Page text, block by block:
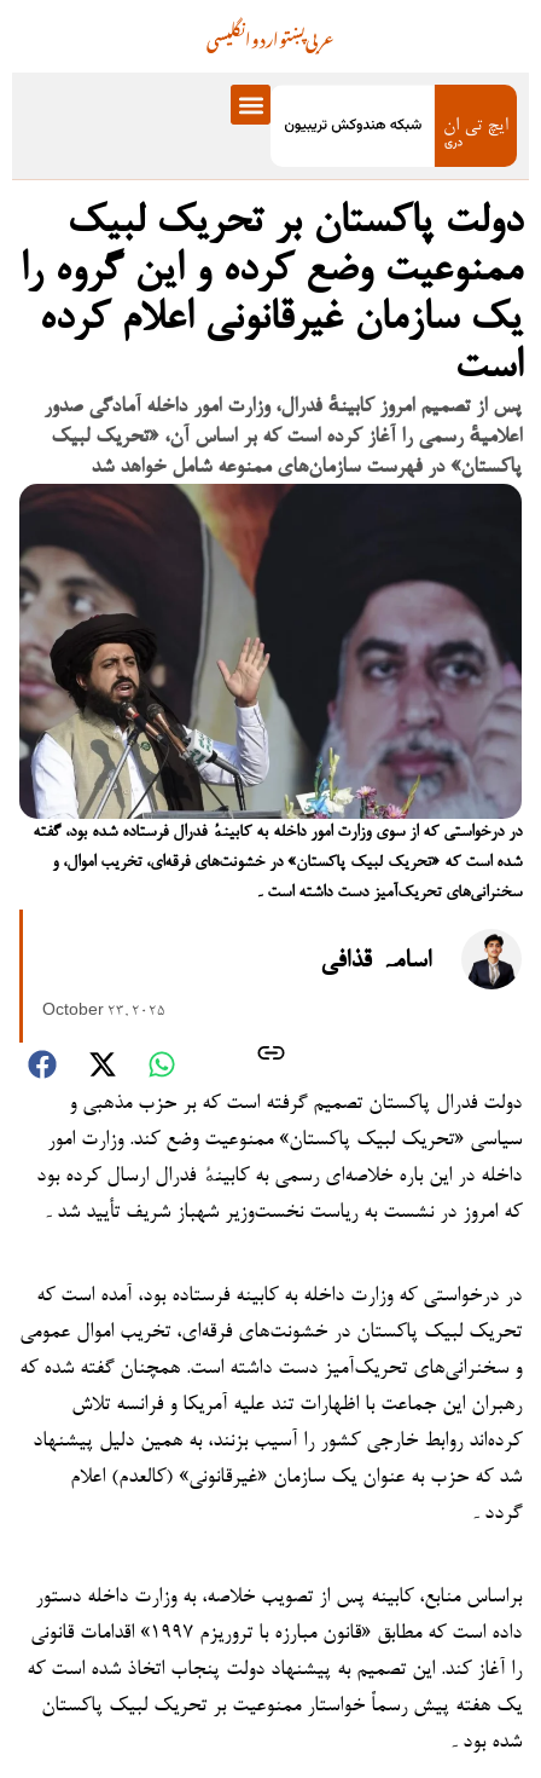
انگلیسیاردوپښتوعربی
دولت پاکستان بر تحریک لبیک
ممنوعیت وضع کرده و این گروه را
یک سازمان غیرقانونی اعلام کرده
است
پس از تصمیم امروز کابینهٔ فدرال، وزارت امور داخله آمادگی صدور
اعلامیهٔ رسمی را آغاز کرده است که بر اساس آن، «تحریک لبیک
پاکستان» در فهرست سازمان‌های ممنوعه شامل خواهد شد
در درخواستی که از سوی وزارت امور داخله به کابینهٔ فدرال فرستاده شده بود، گفته
شده است که «تحریک لبیک پاکستان» در خشونت‌های فرقه‌ای، تخریب اموال، و
سخنرانی‌های تحریک‌آمیز دست داشته است۔
اسامہ قذافی
October 23, 2025
دولت فدرال پاکستان تصمیم گرفته است که بر حزب مذهبی و
سیاسی «تحریک لبیک پاکستان» ممنوعیت وضع کند. وزارت امور
داخله در این باره خلاصه‌ای رسمی به کابینهٔ فدرال ارسال کرده بود
که امروز در نشست به ریاست نخست‌وزیر شهباز شریف تأیید شد۔
در درخواستی که وزارت داخله به کابینه فرستاده بود، آمده است که
تحریک لبیک پاکستان در خشونت‌های فرقه‌ای، تخریب اموال عمومی
و سخنرانی‌های تحریک‌آمیز دست داشته است. همچنان گفته شده که
رهبران این جماعت با اظهارات تند علیه آمریکا و فرانسه تلاش
کرده‌اند روابط خارجی کشور را آسیب بزنند، به همین دلیل پیشنهاد
شد که حزب به عنوان یک سازمان «غیرقانونی» (کالعدم) اعلام
گردد۔
براساس منابع، کابینه پس از تصویب خلاصه، به وزارت داخله دستور
داده است که مطابق «قانون مبارزه با تروریزم ۱۹۹۷» اقدامات قانونی
را آغاز کند. این تصمیم به پیشنهاد دولت پنجاب اتخاذ شده است که
یک هفته پیش رسماً خواستار ممنوعیت بر تحریک لبیک پاکستان
شده بود۔